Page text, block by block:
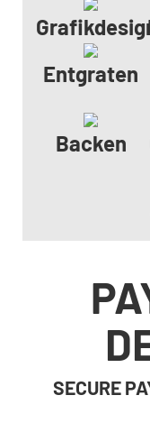
Entgraten
Backen
SECURE